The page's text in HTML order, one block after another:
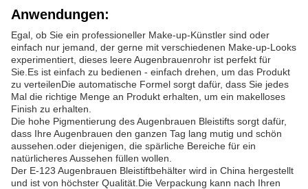
Anwendungen:
Egal, ob Sie ein professioneller Make-up-Künstler sind oder
einfach nur jemand, der gerne mit verschiedenen Make-up-Looks
experimentiert, dieses leere Augenbrauenrohr ist perfekt für
Sie.Es ist einfach zu bedienen - einfach drehen, um das Produkt
zu verteilenDie automatische Formel sorgt dafür, dass Sie jedes
Mal die richtige Menge an Produkt erhalten, um ein makelloses
Finish zu erhalten.
Die hohe Pigmentierung des Augenbrauen Bleistifts sorgt dafür,
dass Ihre Augenbrauen den ganzen Tag lang mutig und schön
aussehen.oder diejenigen, die spärliche Bereiche für ein
natürlicheres Aussehen füllen wollen.
Der E-123 Augenbrauen Bleistiftbehälter wird in China hergestellt
und ist von höchster Qualität.Die Verpackung kann nach Ihren